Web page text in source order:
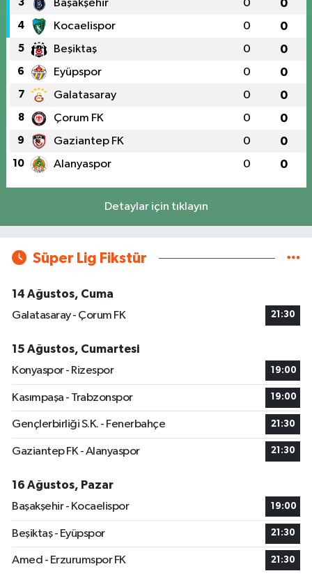
3 Başakşehir 0 0
4 Kocaelispor 0 0
5 Beşiktaş 0 0
6 Eyüpspor 0 0
7 Galatasaray 0 0
8 Çorum FK 0 0
9 Gaziantep FK 0 0
10 Alanyaspor 0 0
Detaylar için tıklayın
Süper Lig Fikstür
14 Ağustos, Cuma
Galatasaray - Çorum FK
21:30
15 Ağustos, Cumartesi
Konyaspor - Rizespor
19:00
Kasımpaşa - Trabzonspor 19:00
Gençlerbirliği S.K. - Fenerbahçe 21:30
Gaziantep FK - Alanyaspor 21:30
16 Ağustos, Pazar
Başakşehir - Kocaelispor
19:00
Beşiktaş - Eyüpspor 21:30
Amed - Erzurumspor FK 21:30